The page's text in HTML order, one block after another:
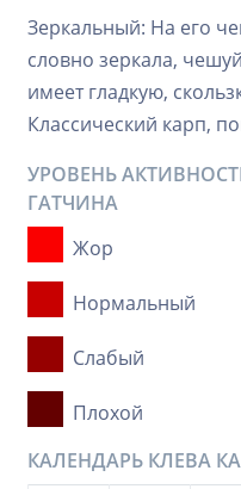
Зеркальный: На его
словно зеркала,
имеет гладкую,
Классический карп,
УРОВЕНЬ
ГАТЧИНА
Жор
Нормальный
Слабый
Плохой
КАЛЕНДАРЬ КЛЕВА